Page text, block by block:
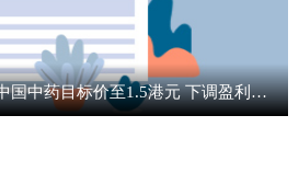
大行评级｜大摩：微降中国中药目标价至1.5港元 下调盈利预测